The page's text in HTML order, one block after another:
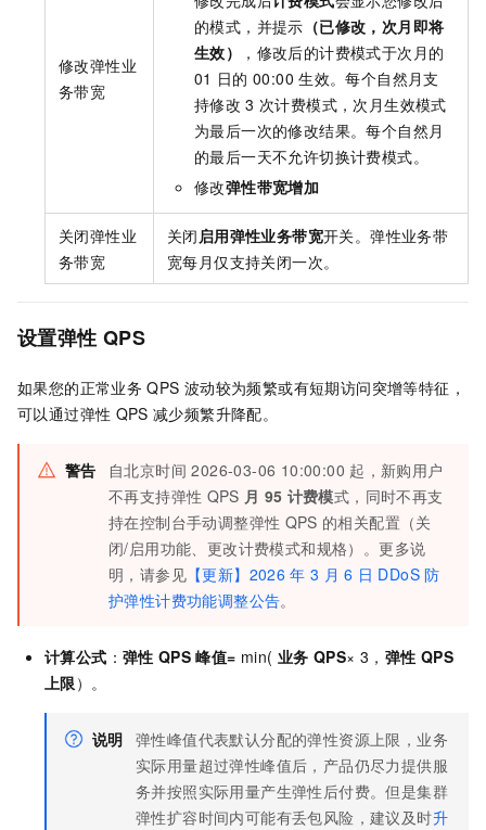
修改弹性业
务带宽
的模式，并提示 （已修改，次月即将
生效）
，修改后的计费模式于次月的
01 日的 00:00 生效。每个自然月支
持修改 3 次计费模式，次月生效模式
为最后一次的修改结果。每个自然月
的最后一天不允许切换计费模式。
修改弹性带宽增加
关闭弹性业
务带宽
关闭启用弹性业务带宽开关。弹性业务带
宽每月仅支持关闭一次。
设置弹性 QPS
如果您的正常业务 QPS 波动较为频繁或有短期访问突增等特征，
可以通过弹性 QPS 减少频繁升降配。
警告 自北京时间 2026-03-06 10:00:00 起，新购用户
不再支持弹性 QPS 月 95 计费模式，同时不再支
持在控制台手动调整弹性 QPS 的相关配置（关
闭/启用功能、更改计费模式和规格）。更多说
明，请参见 【更新】2026 年 3 月 6 日 DDoS 防
护弹性计费功能调整公告。
计算公式 ：弹性 QPS 峰值= min(业务 QPS× 3， 弹性 QPS
上限）。
说明 弹性峰值代表默认分配的弹性资源上限，业务
实际用量超过弹性峰值后，产品仍尽力提供服
务并按照实际用量产生弹性后付费。但是集群
弹性扩容时间内可能有丢包风险，建议及时升